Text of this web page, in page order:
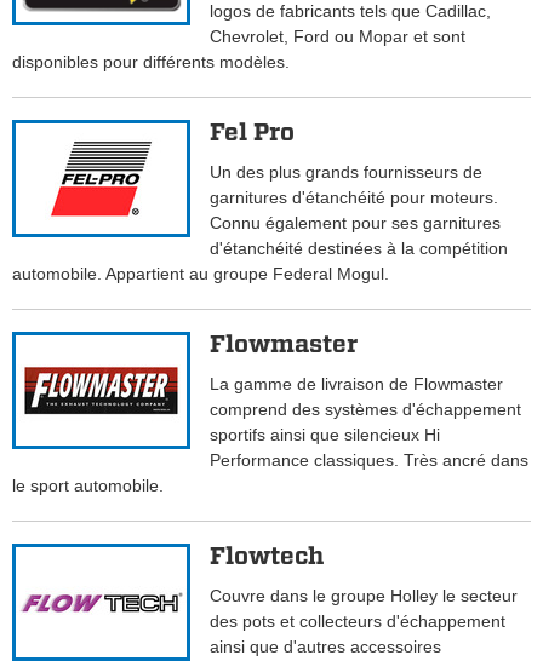
logos de fabricants tels que Cadillac,
Chevrolet, Ford ou Mopar et sont
disponibles pour différents modèles.
Fel Pro
Un des plus grands fournisseurs de
garnitures d'étanchéité pour moteurs.
Connu également pour ses garnitures
d'étanchéité destinées à la compétition
automobile. Appartient au groupe Federal Mogul.
Flowmaster
La gamme de livraison de Flowmaster
comprend des systèmes d'échappement
sportifs ainsi que silencieux Hi
Performance classiques. Très ancré dans
le sport automobile.
Flowtech
Couvre dans le groupe Holley le secteur
des pots et collecteurs d'échappement
ainsi que d'autres accessoires